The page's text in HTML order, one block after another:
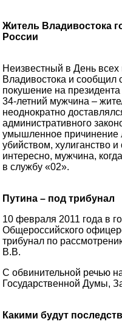
Житель Владивостока
России
Неизвестный в День
Владивостока и сообщил
покушение на
34-летний мужчина –
неоднократно
административного
умышленное причинение
убийством, хулиганство
интересно, мужчина,
в службу «02».
Путина – под трибунал
10 февраля 2011 года в
Общероссийского
трибунал по
В.В.
С обвинительной речью
Государственной Думы,
Какими будут